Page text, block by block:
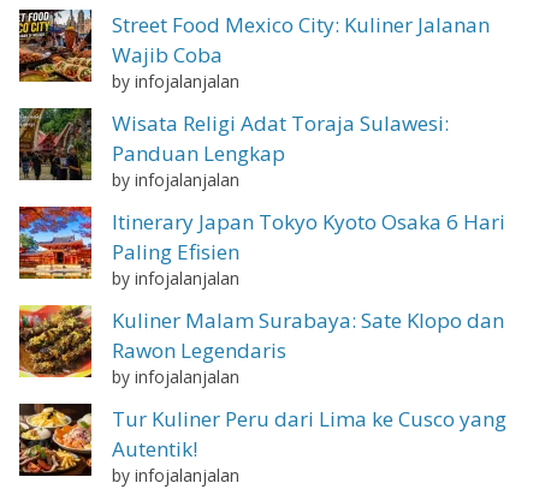
Street Food Mexico City: Kuliner Jalanan
Wajib Coba
by infojalanjalan
Wisata Religi Adat Toraja Sulawesi:
Panduan Lengkap
by infojalanjalan
Itinerary Japan Tokyo Kyoto Osaka 6 Hari
Paling Efisien
by infojalanjalan
Kuliner Malam Surabaya: Sate Klopo dan
Rawon Legendaris
by infojalanjalan
Tur Kuliner Peru dari Lima ke Cusco yang
Autentik!
by infojalanjalan